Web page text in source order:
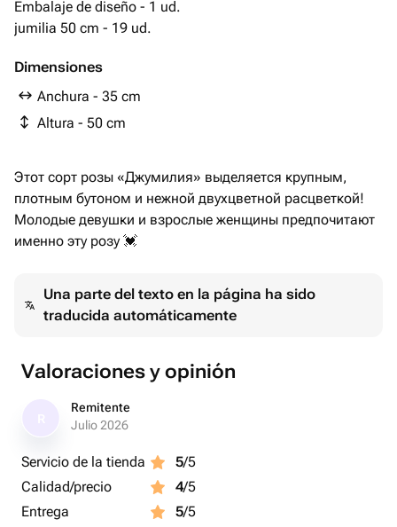
Embalaje de diseño - 1 ud.
jumilia 50 cm - 19 ud.
Dimensiones
Anchura - 35 cm
Altura - 50 cm
Этот сорт розы «Джумилия» выделяется крупным,
плотным бутоном и нежной двухцветной расцветкой!
Молодые девушки и взрослые женщины предпочитают
именно эту розу 💓
Una parte del texto en la página ha sido
traducida automáticamente
Valoraciones y opinión
Remitente
Julio 2026
Servicio de la tienda 5/5
Calidad/precio
4/5
Entrega
5/5